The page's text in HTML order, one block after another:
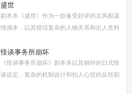
《撕裂2愚者的无冕之作》玩家点评关键词：
机制
盛世
剧本杀《盛世》作为一款备受好评的古风权谋
情感本，以其错综复杂的人物关系和出人意料
供全面的复盘解析，包括角色攻略、关键线索
解
怪谈事务所崩坏
《怪谈事务所崩坏》剧本杀以其独特的日式怪
谈设定、复杂的机制设计和扣人心弦的反转剧